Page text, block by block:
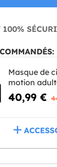
100%
Masque de
motion
40,99 €